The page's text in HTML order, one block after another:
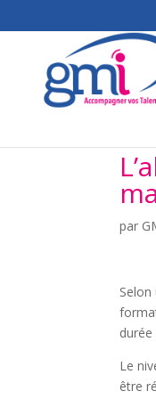
par
Le
être